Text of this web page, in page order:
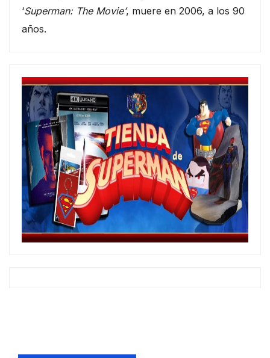
‘Superman: The Movie’, muere en 2006, a los 90
años.